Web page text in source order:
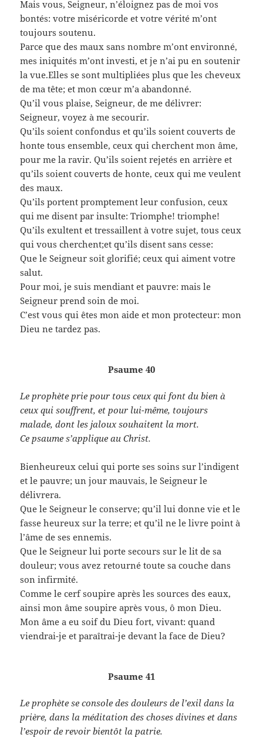
Mais vous, Seigneur, n’éloignez pas de moi vos
bontés: votre miséricorde et votre vérité m’ont
toujours soutenu.
Parce que des maux sans nombre m’ont environné,
mes iniquités m’ont investi, et je n’ai pu en soutenir
la vue.Elles se sont multipliées plus que les cheveux
de ma tête; et mon cœur m’a abandonné.
Qu’il vous plaise, Seigneur, de me délivrer:
Seigneur, voyez à me secourir.
Qu’ils soient confondus et qu’ils soient couverts de
honte tous ensemble, ceux qui cherchent mon âme,
pour me la ravir. Qu’ils soient rejetés en arrière et
qu’ils soient couverts de honte, ceux qui me veulent
des maux.
Qu’ils portent promptement leur confusion, ceux
qui me disent par insulte: Triomphe! triomphe!
Qu’ils exultent et tressaillent à votre sujet, tous ceux
qui vous cherchent;et qu’ils disent sans cesse:
Que le Seigneur soit glorifié; ceux qui aiment votre
salut.
Pour moi, je suis mendiant et pauvre: mais le
Seigneur prend soin de moi.
C’est vous qui êtes mon aide et mon protecteur: mon
Dieu ne tardez pas.
Psaume 40
Le prophète prie pour tous ceux qui font du bien à
ceux qui souffrent, et pour lui-même, toujours
malade, dont les jaloux souhaitent la mort.
Ce psaume s’applique au Christ.
Bienheureux celui qui porte ses soins sur l’indigent
et le pauvre; un jour mauvais, le Seigneur le
délivrera.
Que le Seigneur le conserve; qu’il lui donne vie et le
fasse heureux sur la terre; et qu’il ne le livre point à
l’âme de ses ennemis.
Que le Seigneur lui porte secours sur le lit de sa
douleur; vous avez retourné toute sa couche dans
son infirmité.
Comme le cerf soupire après les sources des eaux,
ainsi mon âme soupire après vous, ô mon Dieu.
Mon âme a eu soif du Dieu fort, vivant: quand
viendrai-je et paraîtrai-je devant la face de Dieu?
Psaume 41
Le prophète se console des douleurs de l’exil dans la
prière, dans la méditation des choses divines et dans
l’espoir de revoir bientôt la patrie.